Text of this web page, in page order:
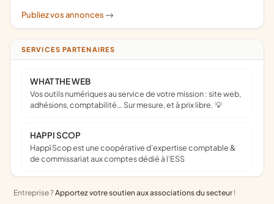
Publiez vos annonces ->
SERVICES PARTENAIRES
WHAT THE WEB
Vos outils numériques au service de votre mission : site web,
adhésions, comptabilité… Sur mesure, et à prix libre. 💡
HAPPI SCOP
Happï Scop est une coopérative d’expertise comptable &
de commissariat aux comptes dédié à l'ESS
Entreprise ?Apportez votre soutien aux associations du secteur !